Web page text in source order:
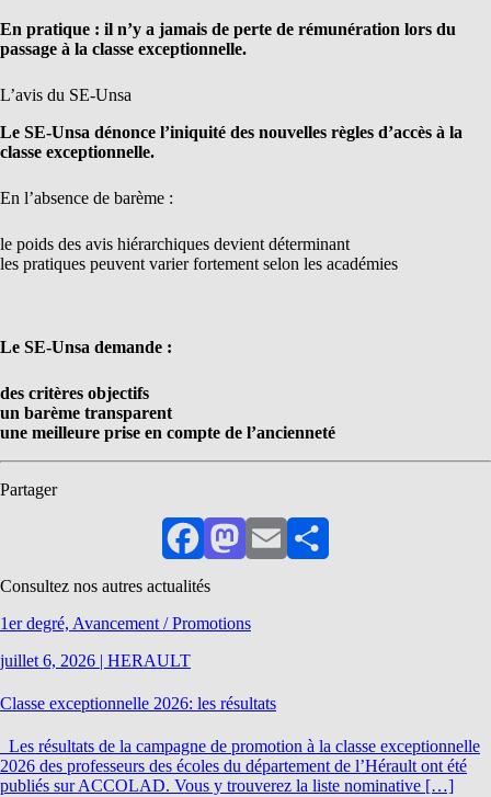
En pratique : il n’y a jamais de perte de rémunération lors du
passage à la classe exceptionnelle.
L’avis du SE-Unsa
Le SE-Unsa dénonce l’iniquité des nouvelles règles d’accès à la
classe exceptionnelle.
En l’absence de barème :
le poids des avis hiérarchiques devient déterminant
les pratiques peuvent varier fortement selon les académies
Le SE-Unsa demande :
des critères objectifs
un barème transparent
une meilleure prise en compte de l’ancienneté
Partager
FacebookMastodon
EmailPartager
Consultez nos autres actualités
1er degré, Avancement / Promotions
juillet 6, 2026 | HERAULT
Classe exceptionnelle 2026: les résultats
Les résultats de la campagne de promotion à la classe exceptionnelle
2026 des professeurs des écoles du département de l’Hérault ont été
publiés sur ACCOLAD. Vous y trouverez la liste nominative […]